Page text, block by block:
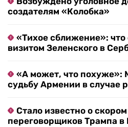
создателям «Колобка»
«Тихое сближение»: что
визитом Зеленского в
«А может, что похуже»:
судьбу Армении в случае
Стало известно о
переговорщиков Трампа в